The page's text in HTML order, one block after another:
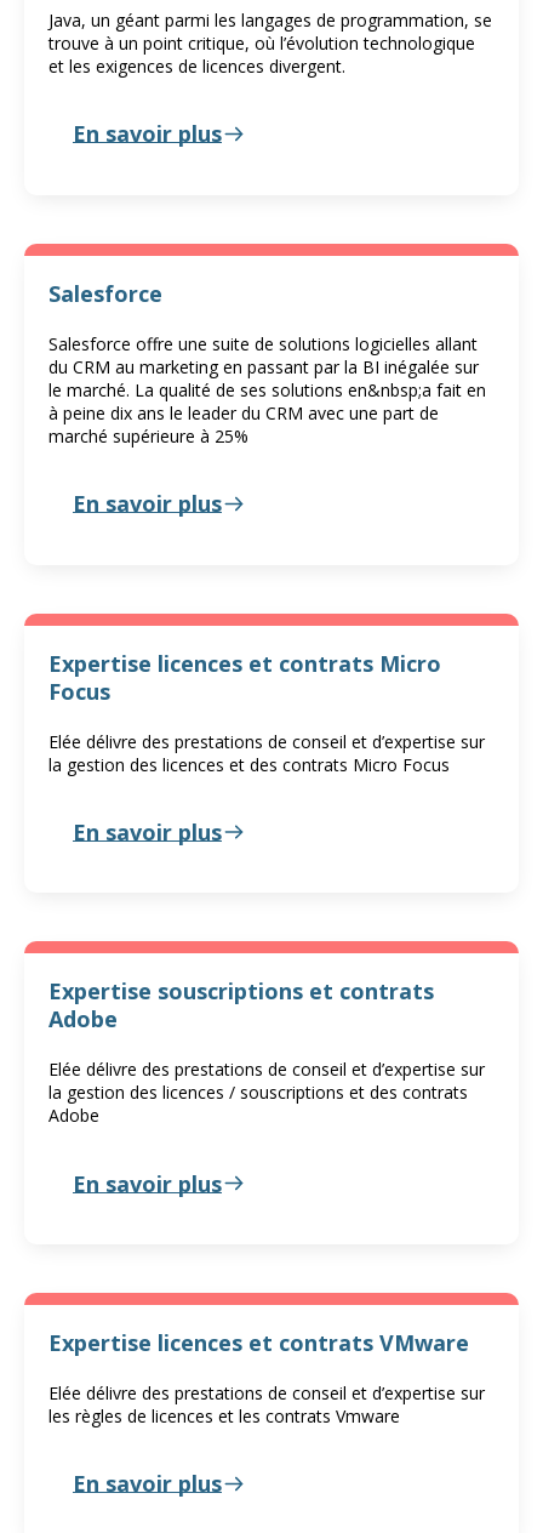
Java, un géant parmi les langages de programmation, se
trouve à un point critique, où l’évolution technologique
et les exigences de licences divergent.
En savoir plus
Salesforce
Salesforce offre une suite de solutions logicielles allant
du CRM au marketing en passant par la BI inégalée sur
le marché. La qualité de ses solutions en&nbsp;a fait en
à peine dix ans le leader du CRM avec une part de
marché supérieure à 25%
En savoir plus
Expertise licences et contrats Micro
Focus
Elée délivre des prestations de conseil et d’expertise sur
la gestion des licences et des contrats Micro Focus
En savoir plus
Expertise souscriptions et contrats
Adobe
Elée délivre des prestations de conseil et d’expertise sur
la gestion des licences / souscriptions et des contrats
Adobe
En savoir plus
Expertise licences et contrats VMware
Elée délivre des prestations de conseil et d’expertise sur
les règles de licences et les contrats Vmware
En savoir plus